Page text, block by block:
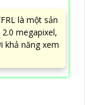
là một sản
megapixel,
khả năng xem